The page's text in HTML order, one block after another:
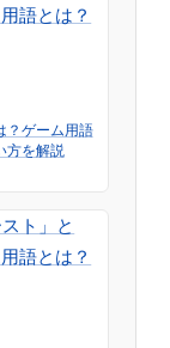
？ゲーム用語
方を解説